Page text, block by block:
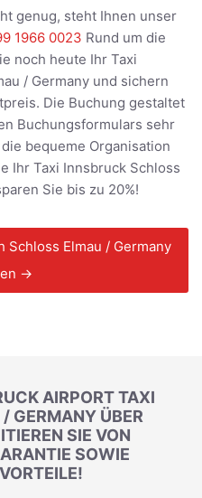
genug, steht Ihnen unser
1966 0023 Rund um die
noch heute Ihr Taxi
/ Germany und sichern
Die Buchung gestaltet
Buchungsformulars sehr
bequeme Organisation
Ihr Taxi Innsbruck Schloss
Sie bis zu 20%!
Schloss Elmau / Germany
→
AIRPORT TAXI
GERMANY ÜBER
SIE VON
SOWIE